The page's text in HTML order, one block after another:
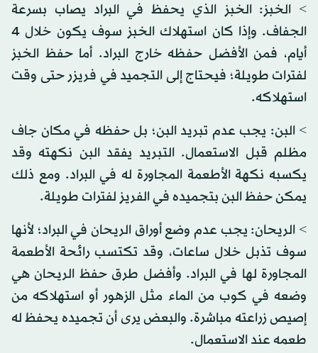
> الخبز: الخبز الذي يحفظ في البراد يصاب بسرعة
الجفاف. وإذا كان استهلاك الخبز سوف يكون خلال 4
أيام، فمن الأفضل حفظه خارج البراد. أما حفظ الخبز
لفترات طويلة؛ فيحتاج إلى التجميد في فريزر حتى وقت
استهلاكه.
> البن: يجب عدم تبريد البن؛ بل حفظه في مكان جاف
مظلم قبل الاستعمال. التبريد يفقد البن نكهته وقد
يكسبه نكهة الأطعمة المجاورة له في البراد. ومع ذلك
يمكن حفظ البن بتجميده في الفريز لفترات طويلة.
> الريحان: يجب عدم وضع أوراق الريحان في البراد؛ لأنها
سوف تذبل خلال ساعات، وقد تكتسب رائحة الأطعمة
المجاورة لها في البراد. وأفضل طرق حفظ الريحان هي
وضعه في كوب من الماء مثل الزهور أو استهلاكه من
إصيص زراعته مباشرة. والبعض يرى أن تجميده يحفظ له
طعمه عند الاستعمال.